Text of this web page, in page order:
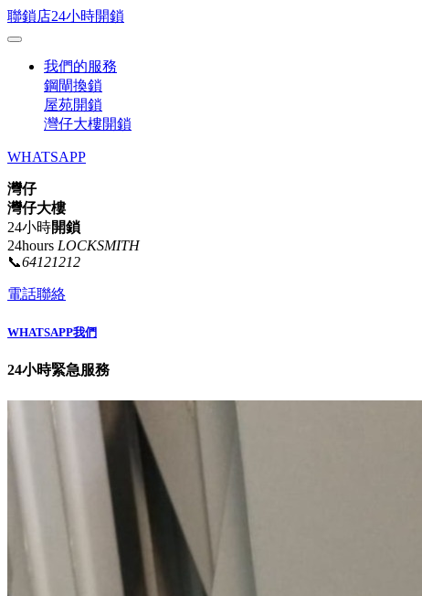
聯鎖店24小時開鎖
我們的服務
鋼閘換鎖
屋苑開鎖
灣仔大樓開鎖
WHATSAPP
灣仔
灣仔大樓
24小時開鎖
24hours LOCKSMITH
📞64121212
電話聯絡
WHATSAPP我們
24小時緊急服務